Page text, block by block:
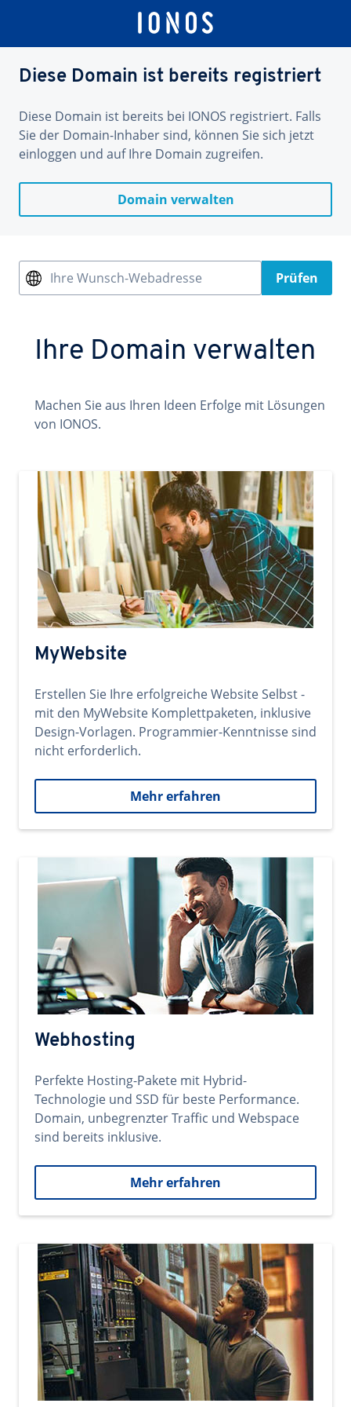
Diese Domain ist bereits registriert
Diese Domain ist bereits bei IONOS registriert. Falls
Sie der Domain-Inhaber sind, können Sie sich jetzt
einloggen und auf Ihre Domain zugreifen.
Domain verwalten
Ihre Wunsch-Webadresse Prüfen
Ihre Domain verwalten
Machen Sie aus Ihren Ideen Erfolge mit Lösungen
von IONOS.
MyWebsite
Erstellen Sie Ihre erfolgreiche Website Selbst -
mit den MyWebsite Komplettpaketen, inklusive
Design-Vorlagen. Programmier-Kenntnisse sind
nicht erforderlich.
Mehr erfahren
Webhosting
Perfekte Hosting-Pakete mit Hybrid-
Technologie und SSD für beste Performance.
Domain, unbegrenzter Traffic und Webspace
sind bereits inklusive.
Mehr erfahren